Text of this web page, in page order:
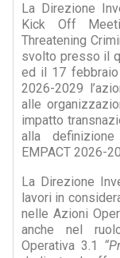
La Direzione
Kick Off
Threatening
svolto presso il
ed il 17 febbraio
2026-2029
alle
impatto
alla
EMPACT 2026-
La Direzione
lavori in
nelle Azioni
anche nel
Operativa 3.1